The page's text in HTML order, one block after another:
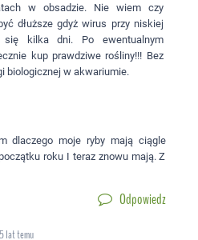
w obsadzie. Nie wiem czy
dłuższe gdyż wirus przy niskiej
się kilka dni. Po ewentualnym
kup prawdziwe rośliny!!! Bez
biologicznej w akwariumie.
dlaczego moje ryby mają ciągle
roku I teraz znowu mają. Z
Odpowiedz
5 lat temu